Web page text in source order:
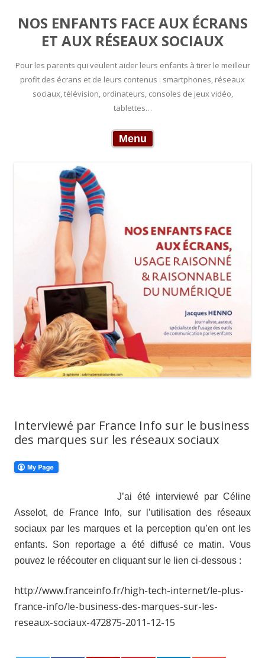
NOS ENFANTS FACE AUX ÉCRANS
ET AUX RÉSEAUX SOCIAUX
Pour les parents qui veulent aider leurs enfants à tirer le meilleur
profit des écrans et de leurs contenus : smartphones, réseaux
sociaux, télévision, ordinateurs, consoles de jeux vidéo,
tablettes…
Menu
Interviewé par France Info sur le business
des marques sur les réseaux sociaux
J’ai été interviewé par Céline
Asselot, de France Info, sur l’utilisation des réseaux
sociaux par les marques et la perception qu’en ont les
enfants. Son reportage a été diffusé ce matin. Vous
pouvez le réécouter en cliquant sur le lien ci-dessous :
http://www.franceinfo.fr/high-tech-internet/le-plus-
france-info/le-business-des-marques-sur-les-
reseaux-sociaux-472875-2011-12-15